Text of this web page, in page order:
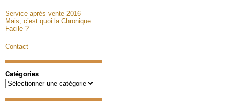
Service après vente 2016
Mais, c’est quoi la Chronique
Facile ?
Contact
Catégories
Catégories